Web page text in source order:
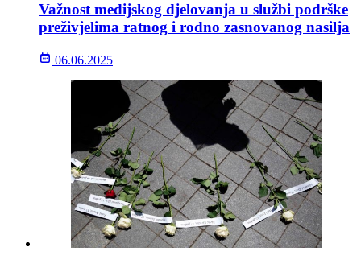
Važnost medijskog djelovanja u službi podrške
preživjelima ratnog i rodno zasnovanog nasilja
06.06.2025